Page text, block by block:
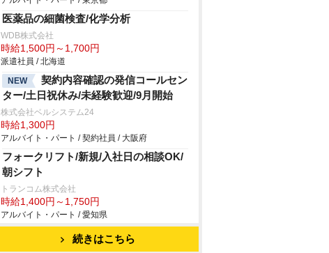
医薬品の細菌検査/化学分析
WDB株式会社
時給1,500円～1,700円
派遣社員 / 北海道
NEW
契約内容確認の発信コールセン
ター/土日祝休み/未経験歓迎/9月開始
株式会社ベルシステム24
時給1,300円
アルバイト・パート / 契約社員 / 大阪府
フォークリフト/新規/入社日の相談OK/
朝シフト
トランコム株式会社
時給1,400円～1,750円
アルバイト・パート / 愛知県
続きはこちら